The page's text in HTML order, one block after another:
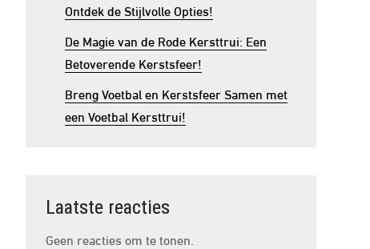
Ontdek de Stijlvolle Opties!
De Magie van de Rode Kersttrui: Een
Betoverende Kerstsfeer!
Breng Voetbal en Kerstsfeer Samen met
een Voetbal Kersttrui!
Laatste reacties
Geen reacties om te tonen.